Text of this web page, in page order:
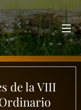
de la VIII